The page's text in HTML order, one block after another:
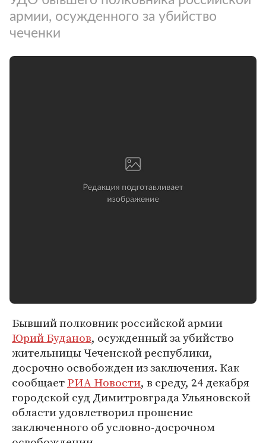
армии, осужденного за убийство
чеченки
Бывший полковник российской армии
Юрий Буданов, осужденный за убийство
жительницы Чеченской республики,
досрочно освобожден из заключения. Как
сообщаетРИА Новости, в среду, 24 декабря
городской суд Димитровграда Ульяновской
области удовлетворил прошение
заключенного об условно-досрочном